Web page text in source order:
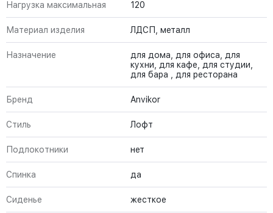
Нагрузка максимальная 120
Материал изделия ЛДСП, металл
Назначение
для дома, для офиса, для
кухни, для кафе, для студии,
для бара , для ресторана
Бренд Anvikor
Стиль Лофт
Подлокотники нет
Спинка да
Сиденье жесткое